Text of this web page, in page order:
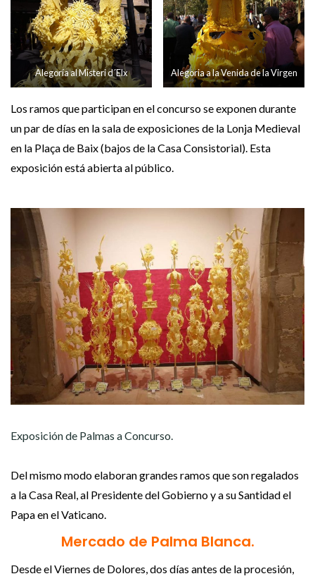
Alegoría al Misteri d´Elx Alegoria a la Venida de la Virgen
Los ramos que participan en el concurso se exponen durante
un par de días en la sala de exposiciones de la Lonja Medieval
en la Plaça de Baix (bajos de la Casa Consistorial). Esta
exposición está abierta al público.
Exposición de Palmas a Concurso.
Del mismo modo elaboran grandes ramos que son regalados
a la Casa Real, al Presidente del Gobierno y a su Santidad el
Papa en el Vaticano.
Mercado de Palma Blanca.
Desde el Viernes de Dolores, dos días antes de la procesión,